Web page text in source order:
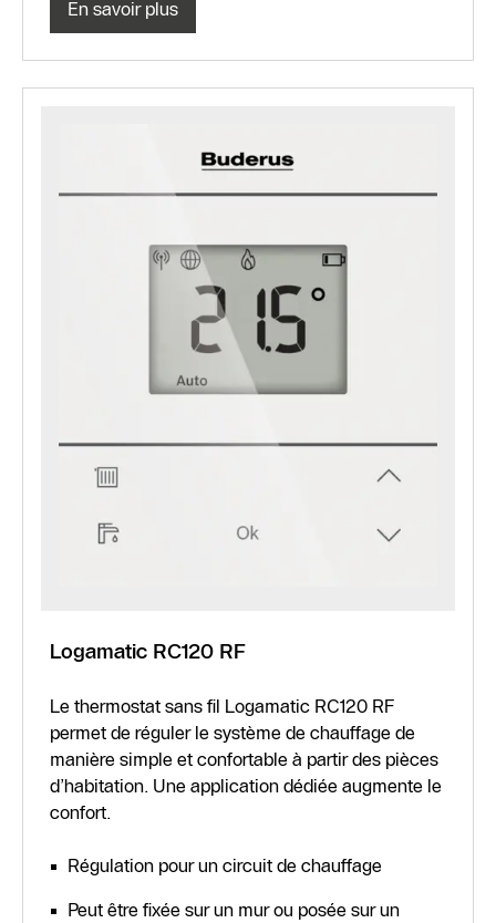
En savoir plus
Logamatic RC120 RF
Le thermostat sans fil Logamatic RC120 RF
permet de réguler le système de chauffage de
manière simple et confortable à partir des pièces
d’habitation. Une application dédiée augmente le
confort.
Régulation pour un circuit de chauffage
Peut être fixée sur un mur ou posée sur un